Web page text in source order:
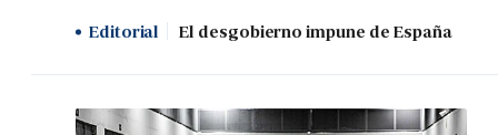
Editorial El desgobierno impune de España